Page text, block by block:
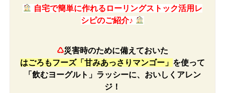
自宅で簡単に作れるローリングストック活用レ
シピのご紹介♪
♺災害時のために備えておいた
はごろもフーズ「甘みあっさりマンゴー 」 を使って
「飲むヨーグルト」ラッシーに、おいしく アレン
ジ！